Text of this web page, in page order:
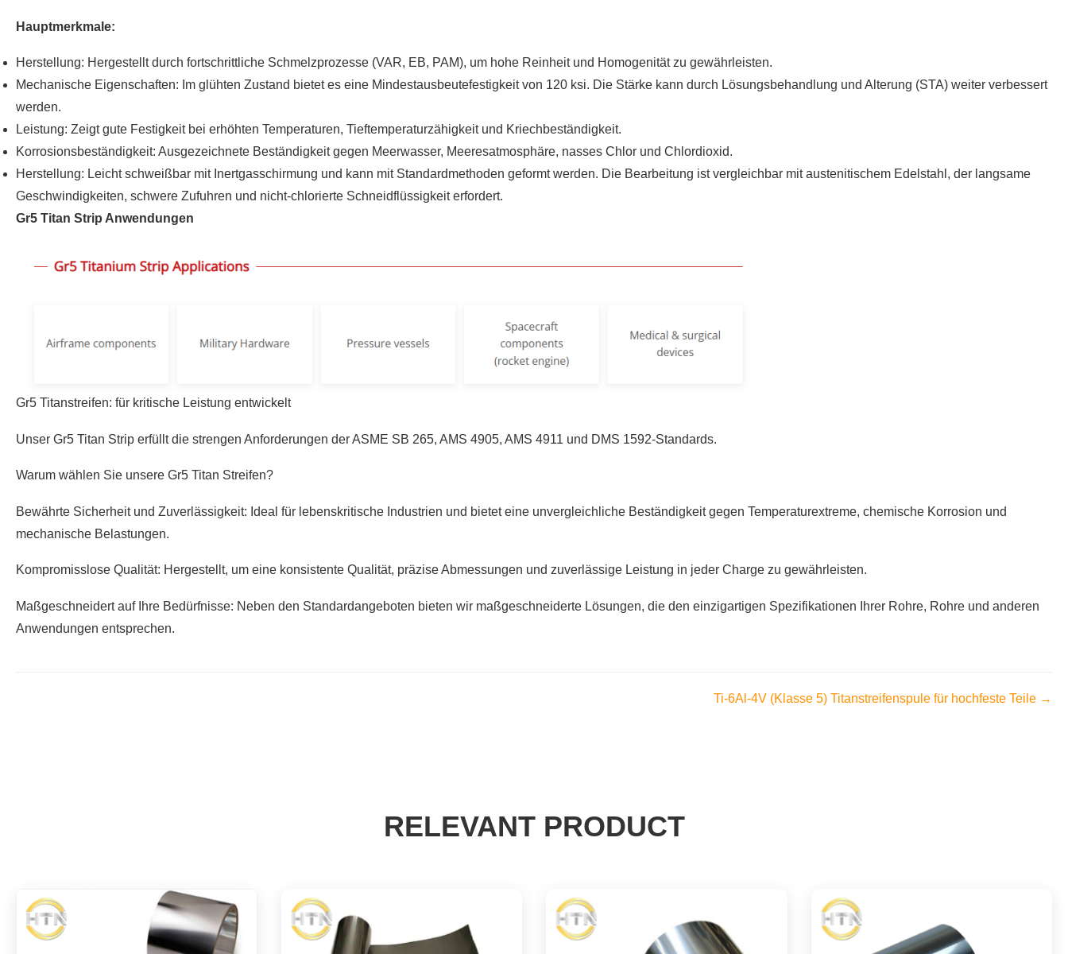
Hauptmerkmale:
Herstellung: Hergestellt durch fortschrittliche Schmelzprozesse (VAR, EB, PAM), um hohe Reinheit und Homogenität zu gewährleisten.
Mechanische Eigenschaften: Im glühten Zustand bietet es eine Mindestausbeutefestigkeit von 120 ksi. Die Stärke kann durch Lösungsbehandlung und Alterung (STA) weiter verbessert
werden.
Leistung: Zeigt gute Festigkeit bei erhöhten Temperaturen, Tieftemperaturzähigkeit und Kriechbeständigkeit.
Korrosionsbeständigkeit: Ausgezeichnete Beständigkeit gegen Meerwasser, Meeresatmosphäre, nasses Chlor und Chlordioxid.
Herstellung: Leicht schweißbar mit Inertgasschirmung und kann mit Standardmethoden geformt werden. Die Bearbeitung ist vergleichbar mit austenitischem Edelstahl, der langsame
Geschwindigkeiten, schwere Zufuhren und nicht-chlorierte Schneidflüssigkeit erfordert.
Gr5 Titan Strip Anwendungen
Gr5 Titanstreifen: für kritische Leistung entwickelt
Unser Gr5 Titan Strip erfüllt die strengen Anforderungen der ASME SB 265, AMS 4905, AMS 4911 und DMS 1592-Standards.
Warum wählen Sie unsere Gr5 Titan Streifen?
Bewährte Sicherheit und Zuverlässigkeit: Ideal für lebenskritische Industrien und bietet eine unvergleichliche Beständigkeit gegen Temperaturextreme, chemische Korrosion und
mechanische Belastungen.
Kompromisslose Qualität: Hergestellt, um eine konsistente Qualität, präzise Abmessungen und zuverlässige Leistung in jeder Charge zu gewährleisten.
Maßgeschneidert auf Ihre Bedürfnisse: Neben den Standardangeboten bieten wir maßgeschneiderte Lösungen, die den einzigartigen Spezifikationen Ihrer Rohre, Rohre und anderen
Anwendungen entsprechen.
Ti-6Al-4V (Klasse 5) Titanstreifenspule für hochfeste Teile →
RELEVANT PRODUCT